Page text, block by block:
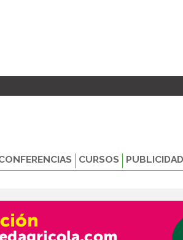
CURSOS PUBLICIDAD